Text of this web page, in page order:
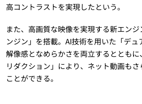
高コントラストを実現したという。
また、高画質な映像を実現する新エン
ンジン」を搭載。AI技術を用いた「デュ
解像感となめらかさを両立するととも
リダクション」により、ネット動画も
ことができる。